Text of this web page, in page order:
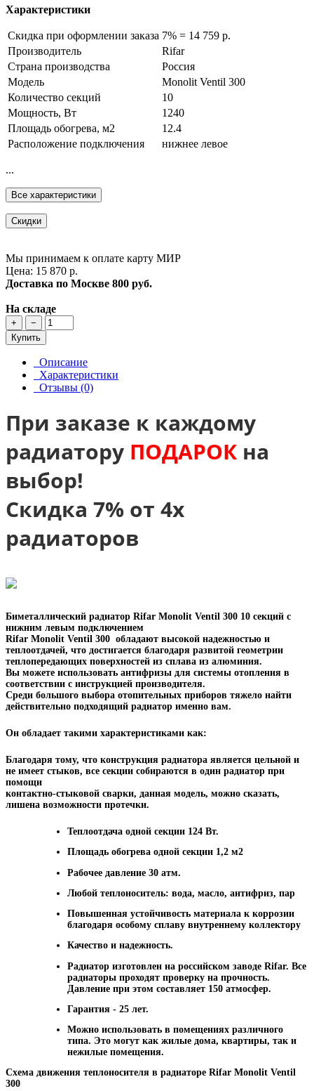
Характеристики
Скидка при оформлении заказа 7% = 14 759 р.
Производитель
Rifar
Страна производства
Россия
Модель
Monolit Ventil 300
Количество секций
10
Мощность, Вт
1240
Площадь обогрева, м2
12.4
Расположение подключения
нижнее левое
...
Все характеристики
Скидки
Мы принимаем к оплате карту МИР
Цена: 15 870 р.
Доставка по Москве 800 руб.
На складе
+
−
Купить
Описание
Характеристики
Отзывы (0)
При заказе к каждому
радиатору ПОДАРОК на
выбор!
Скидка 7% от 4х
радиаторов
Биметаллический радиатор Rifar Monolit Ventil 300 10 секций с
нижним левым подключением
Rifar Monolit Ventil 300 обладают высокой надежностью и
теплоотдачей, что достигается благодаря развитой геометрии
теплопередающих поверхностей из сплава из алюминия.
Вы можете использовать антифризы для системы отопления в
соответствии с инструкцией производителя.
Среди большого выбора отопительных приборов тяжело найти
действительно подходящий радиатор именно вам.
Он обладает такими характеристиками как:
Благодаря тому, что конструкция радиатора является цельной и
не имеет стыков, все секции собираются в один радиатор при
помощи
контактно-стыковой сварки, данная модель, можно сказать,
лишена возможности протечки.
Теплоотдача одной секции 124 Вт.
Площадь обогрева одной секции 1,2 м2
Рабочее давление 30 атм.
Любой теплоноситель: вода, масло, антифриз, пар
Повышенная устойчивость материала к коррозии
благодаря особому сплаву внутреннему коллектору
Качество и надежность.
Радиатор изготовлен на российском заводе Rifar. Все
радиаторы проходят проверку на прочность.
Давление при этом составляет 150 атмосфер.
Гарантия - 25 лет.
Можно использовать в помещениях различного
типа. Это могут как жилые дома, квартиры, так и
нежилые помещения.
Схема движения теплоносителя в радиаторе Rifar Monolit Ventil
300